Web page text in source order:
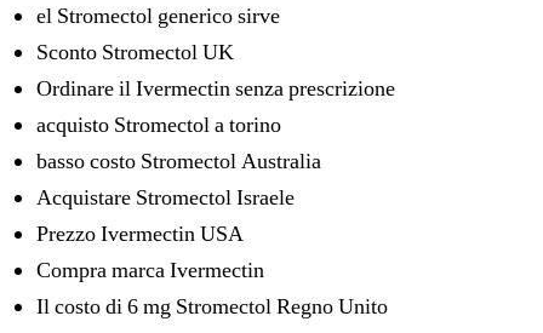
el Stromectol generico sirve
Sconto Stromectol UK
Ordinare il Ivermectin senza prescrizione
acquisto Stromectol a torino
basso costo Stromectol Australia
Acquistare Stromectol Israele
Prezzo Ivermectin USA
Compra marca Ivermectin
Il costo di 6 mg Stromectol Regno Unito